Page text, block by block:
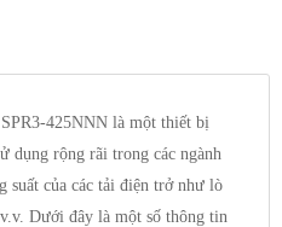
425NNN là một thiết bị
dụng rộng rãi trong các ngành
suất của các tải điện trở như lò
Dưới đây là một số thông tin